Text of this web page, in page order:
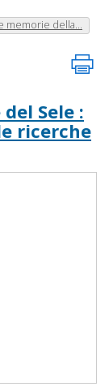
memorie della...
Sele :
ricerche